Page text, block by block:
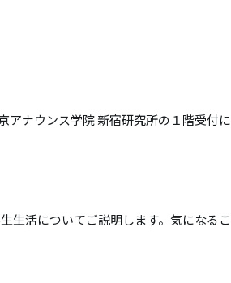
アナウンス学院 新宿研究所の１階受付に
生活についてご説明します。気になるこ